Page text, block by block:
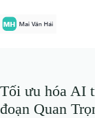
đến
phần
Tối ưu hóa AI
đoạn Quan